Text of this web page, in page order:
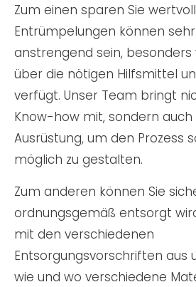
Zum einen sparen Sie
Entrümpelungen können
anstrengend sein,
über die nötigen Hilfsmittel
verfügt. Unser Team bringt
Know-how mit, sondern
Ausrüstung, um den Prozess
möglich zu gestalten.
Zum anderen können Sie
ordnungsgemäß entsorgt
mit den verschiedenen
Entsorgungsvorschriften aus
wie und wo verschiedene